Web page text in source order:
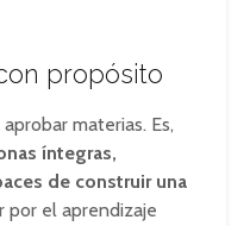
propósito
materias. Es,
íntegras,
de construir una
por el aprendizaje